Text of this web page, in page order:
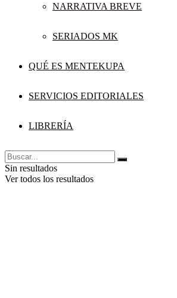
NARRATIVA BREVE
SERIADOS MK
QUÉ ES MENTEKUPA
SERVICIOS EDITORIALES
LIBRERÍA
Sin resultados
Ver todos los resultados